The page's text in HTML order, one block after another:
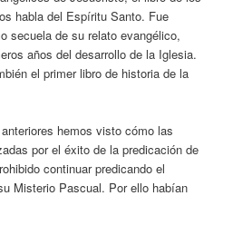
habla del Espíritu Santo. Fue
secuela de su relato evangélico,
años del desarrollo de la Iglesia.
el primer libro de historia de la
hemos visto cómo las
por el éxito de la predicación de
continuar predicando el
Misterio Pascual. Por ello habían